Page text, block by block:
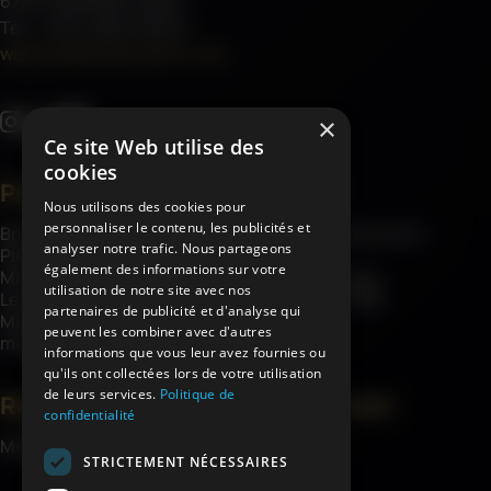
Tél : (+33) 3 88 01 85 00
welcome@haemmerlin.com
Produits
Brouettes
Pièces détachées
Matériel de chantier
Levage
Matériel de jardin et
manutention
À propos d’Haemmerlin
Savoir-faire
Garanties châssis
Engagements RSE
Actualités
Ressources
Médiathèque
Contact
×
Ce site Web utilise des
cookies
Nous utilisons des cookies pour
personnaliser le contenu, les publicités et
analyser notre trafic. Nous partageons
également des informations sur votre
utilisation de notre site avec nos
partenaires de publicité et d'analyse qui
peuvent les combiner avec d'autres
informations que vous leur avez fournies ou
qu'ils ont collectées lors de votre utilisation
de leurs services. Politique de
confidentialité
STRICTEMENT NÉCESSAIRES